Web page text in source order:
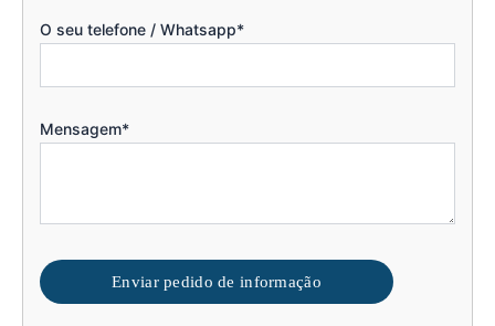
O seu telefone / Whatsapp*
Mensagem*
Enviar pedido de informação